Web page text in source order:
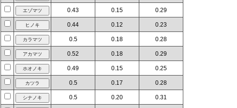
0.43 0.15 0.29
0.44 0.12 0.23
0.5 0.18 0.28
0.52 0.18 0.29
0.49 0.15 0.25
0.5 0.17 0.28
0.5 0.20 0.31